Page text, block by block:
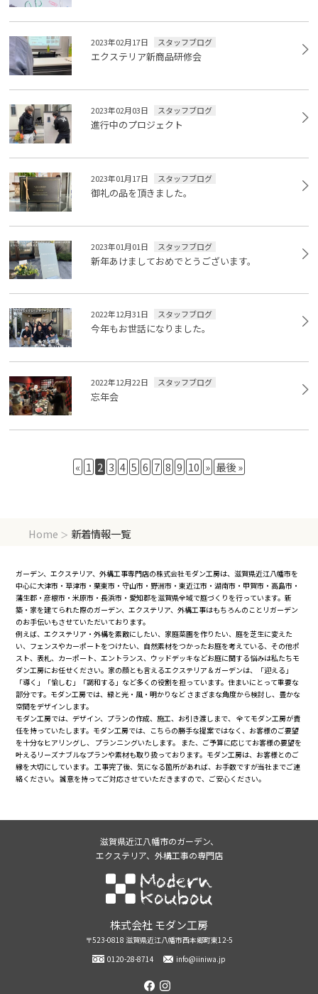
2023年02月17日 スタッフブログ
エクステリア新商品研修会
2023年02月03日 スタッフブログ
進行中のプロジェクト
2023年01月17日 スタッフブログ
御礼の品を頂きました。
2023年01月01日 スタッフブログ
新年あけましておめでとうございます。
2022年12月31日 スタッフブログ
今年もお世話になりました。
2022年12月22日 スタッフブログ
忘年会
« 1 2 3 4 5 6 7 8 9 10 » 最後 »
Home ＞ 新着情報一覧
ガーデン、エクステリア、外構工事専門店の株式会社モダン工房は、滋賀県近江八幡市を
中心に大津市・草津市・栗東市・守山市・野洲市・東近江市・湖南市・甲賀市・高島市・
蒲生郡・彦根市・米原市・長浜市・愛知郡を滋賀県全域で庭づくりを行っています。新
築・家を建てられた際のガーデン、エクステリア、外構工事はもちろんのことリガーデン
のお手伝いもさせていただいております。
例えば、エクステリア・外構を素敵にしたい、家庭菜園を作りたい、庭を芝生に変えた
い、フェンスやカーポートをつけたい、自然素材をつかったお庭を考えている、その他ポ
スト、表札、カーポート、エントランス、ウッドデッキなどお庭に関する悩みは私たちモ
ダン工房にお任せください。家の顔とも言えるエクステリア＆ガーデンは、「迎える」
「導く」「愉しむ」「調和する」など多くの役割を担っています。住まいにとって重要な
部分です。モダン工房では、緑と光・風・明かりなど さまざまな角度から検討し、豊かな
空間をデザインします。
モダン工房では、デザイン、プランの作成、施工、お引き渡しまで、 全てモダン工房が責
任を持っていたします。モダン工房では、こちらの勝手な提案ではなく、お客様のご要望
を十分なヒアリングし、 プランニングいたします。 また、ご予算に応じてお客様の要望を
叶えるリーズナブルなプランや素材も取り扱っております。モダン工房は、お客様とのご
縁を大切にしています。 工事完了後、気になる箇所があれば、お手数ですが当社までご連
絡ください。 誠意を持ってご対応させていただきますので、ご安心ください。
滋賀県近江八幡市のガーデン、
エクステリア、外構工事の専門店
株式会社 モダン工房
〒523-0818 滋賀県近江八幡市西本郷町東12-5
0120-28-8714
info@iiniwa.jp
facebook